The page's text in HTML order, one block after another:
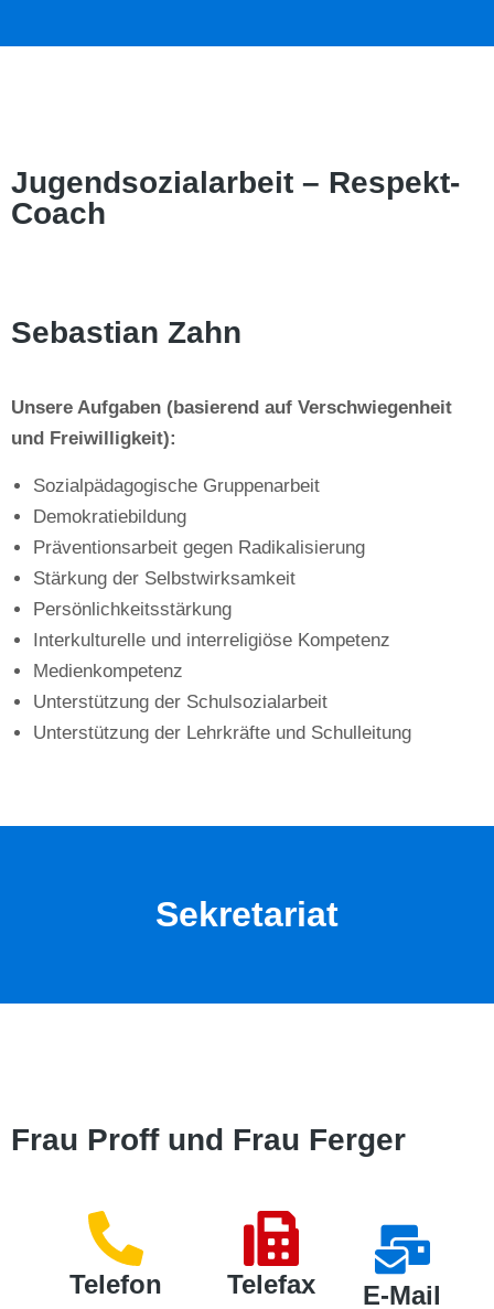
Jugendsozialarbeit – Respekt-
Coach
Sebastian Zahn
Unsere Aufgaben (basierend auf Verschwiegenheit
und Freiwilligkeit):
Sozialpädagogische Gruppenarbeit
Demokratiebildung
Präventionsarbeit gegen Radikalisierung
Stärkung der Selbstwirksamkeit
Persönlichkeitsstärkung
Interkulturelle und interreligiöse Kompetenz
Medienkompetenz
Unterstützung der Schulsozialarbeit
Unterstützung der Lehrkräfte und Schulleitung
Sekretariat
Frau Proff und Frau Ferger
Telefon Telefax E-Mail